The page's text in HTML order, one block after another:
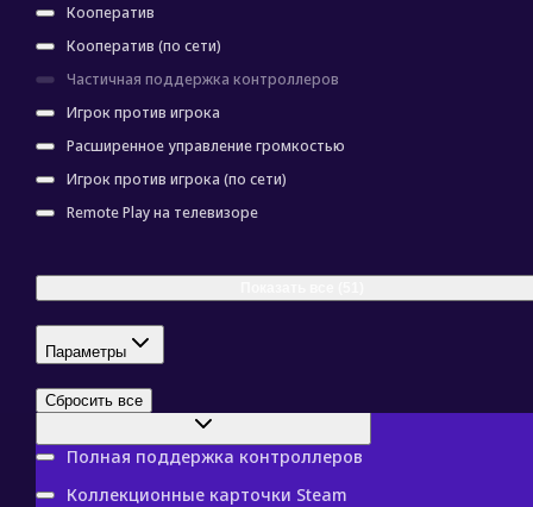
Кооператив
Кооператив (по сети)
Частичная поддержка контроллеров
Игрок против игрока
Расширенное управление громкостью
Игрок против игрока (по сети)
Remote Play на телевизоре
Параметры
Сбросить все
Настройки списка
СортировкаПопулярность
СерияВсе серии
ЖанрыВсе жанры
Год релиза
КатегорииПолная поддержка контроллеров
Полная поддержка контроллеров
Коллекционные карточки Steam